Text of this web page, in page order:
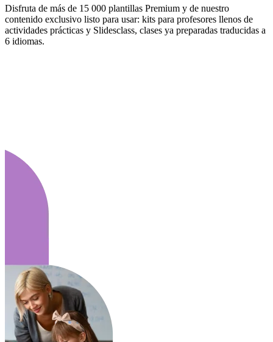
Disfruta de más de 15 000 plantillas Premium y de nuestro
contenido exclusivo listo para usar: kits para profesores llenos de
actividades prácticas y Slidesclass, clases ya preparadas traducidas a
6 idiomas.